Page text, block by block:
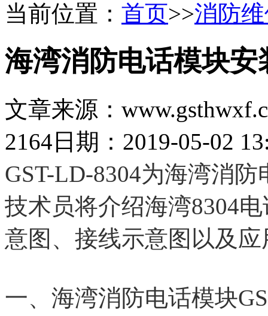
当前位置： 首页>>消防
海湾消防电话模块安
文章来源：
2164 日期：2019-05-02
GST-LD-8304为海湾消
技术员将介绍海湾8304
意图、接线示意图以及
一、海湾消防电话模块